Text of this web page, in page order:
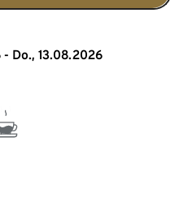
- Do., 13.08.2026